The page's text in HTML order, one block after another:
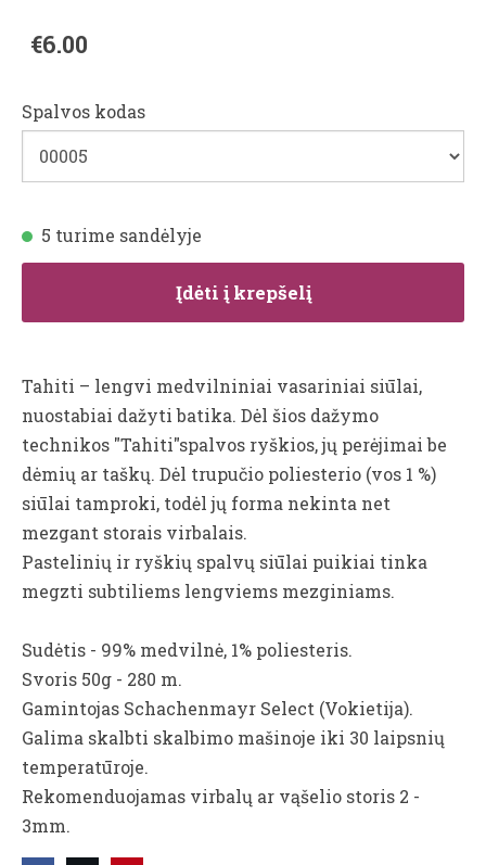
€6.00
Spalvos kodas
5 turime sandėlyje
Įdėti į krepšelį
Tahiti – lengvi medvilniniai vasariniai siūlai,
nuostabiai dažyti batika. Dėl šios dažymo
technikos "Tahiti"spalvos ryškios, jų perėjimai be
dėmių ar taškų. Dėl trupučio poliesterio (vos 1 %)
siūlai tamproki, todėl jų forma nekinta net
mezgant storais virbalais.
Pastelinių ir ryškių spalvų siūlai puikiai tinka
megzti subtiliems lengviems mezginiams.
Sudėtis - 99% medvilnė, 1% poliesteris.
Svoris 50g - 280 m.
Gamintojas Schachenmayr Select (Vokietija).
Galima skalbti skalbimo mašinoje iki 30 laipsnių
temperatūroje.
Rekomenduojamas virbalų ar vąšelio storis 2 -
3mm.